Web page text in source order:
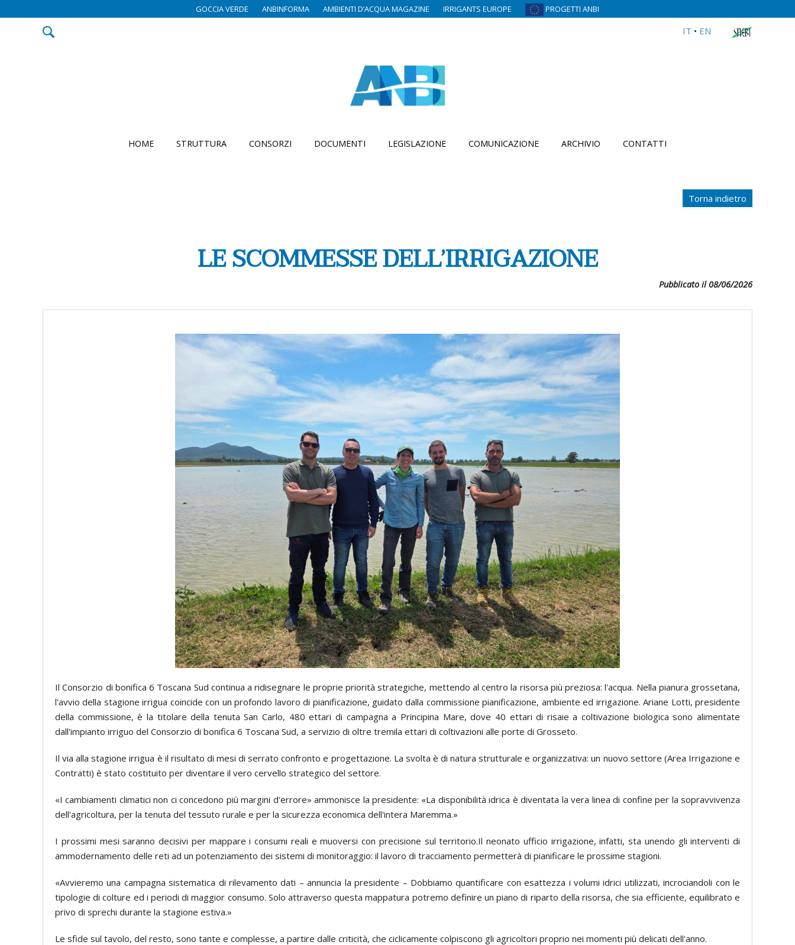
GOCCIA VERDE ANBINFORMA AMBIENTI D’ACQUA MAGAZINE IRRIGANTS EUROPE PROGETTI ANBI
IT • EN
HOME STRUTTURA CONSORZI DOCUMENTI LEGISLAZIONE COMUNICAZIONE ARCHIVIO CONTATTI
Torna indietro
LE SCOMMESSE DELL’IRRIGAZIONE
Pubblicato il 08/06/2026
Il Consorzio di bonifica 6 Toscana Sud continua a ridisegnare le proprie priorità strategiche, mettendo al centro la risorsa più preziosa: l'acqua. Nella pianura grossetana,
l'avvio della stagione irrigua coincide con un profondo lavoro di pianificazione, guidato dalla commissione pianificazione, ambiente ed irrigazione. Ariane Lotti, presidente
della commissione, è la titolare della tenuta San Carlo, 480 ettari di campagna a Principina Mare, dove 40 ettari di risaie a coltivazione biologica sono alimentate
dall'impianto irriguo del Consorzio di bonifica 6 Toscana Sud, a servizio di oltre tremila ettari di coltivazioni alle porte di Grosseto.
Il via alla stagione irrigua è il risultato di mesi di serrato confronto e progettazione. La svolta è di natura strutturale e organizzativa: un nuovo settore (Area Irrigazione e
Contratti) è stato costituito per diventare il vero cervello strategico del settore.
«I cambiamenti climatici non ci concedono più margini d'errore» ammonisce la presidente: «La disponibilità idrica è diventata la vera linea di confine per la sopravvivenza
dell'agricoltura, per la tenuta del tessuto rurale e per la sicurezza economica dell'intera Maremma.»
I prossimi mesi saranno decisivi per mappare i consumi reali e muoversi con precisione sul territorio.Il neonato ufficio irrigazione, infatti, sta unendo gli interventi di
ammodernamento delle reti ad un potenziamento dei sistemi di monitoraggio: il lavoro di tracciamento permetterà di pianificare le prossime stagioni.
«Avvieremo una campagna sistematica di rilevamento dati – annuncia la presidente – Dobbiamo quantificare con esattezza i volumi idrici utilizzati, incrociandoli con le
tipologie di colture ed i periodi di maggior consumo. Solo attraverso questa mappatura potremo definire un piano di riparto della risorsa, che sia efficiente, equilibrato e
privo di sprechi durante la stagione estiva.»
Le sfide sul tavolo, del resto, sono tante e complesse, a partire dalle criticità, che ciclicamente colpiscono gli agricoltori proprio nei momenti più delicati dell'anno.